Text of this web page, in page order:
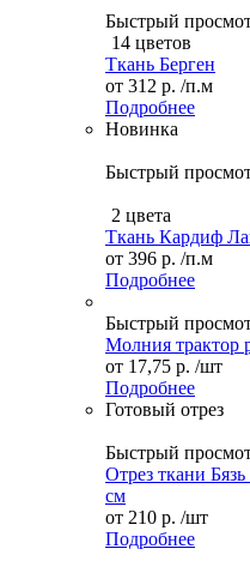
Быстрый
14 цветов
Ткань Берген
от 312 р. /п.м
Подробнее
Новинка
Быстрый
2 цвета
Ткань Кардиф
от 396 р. /п.м
Подробнее
Быстрый
Молния трактор
от 17,75 р. /шт
Подробнее
Готовый отрез
Быстрый
Отрез ткани
см
от 210 р. /шт
Подробнее